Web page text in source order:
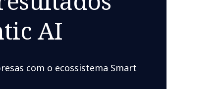
AI
com o ecossistema Smart